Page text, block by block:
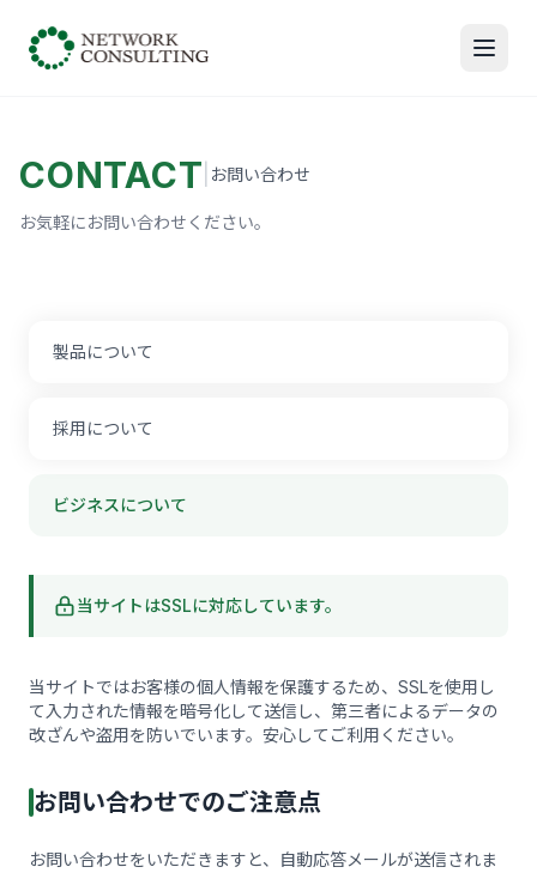
CONTACT お問い合わせ
お気軽にお問い合わせください。
製品について
採用について
ビジネスについて
当サイトはSSLに対応しています。
当サイトではお客様の個人情報を保護するため、SSLを使用し
て入力された情報を暗号化して送信し、第三者によるデータの
改ざんや盗用を防いでいます。安心してご利用ください。
お問い合わせでのご注意点
お問い合わせをいただきますと、自動応答メールが送信されま